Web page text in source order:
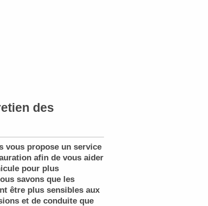
des
vous propose un service
afin de vous aider
pour plus
savons que les
être plus sensibles aux
et de conduite que